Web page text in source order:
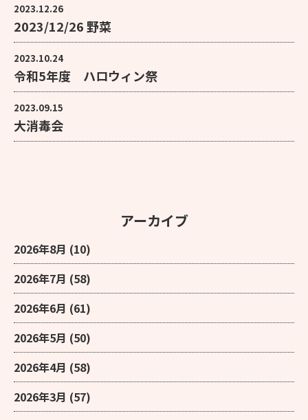
2023.12.26
2023/12/26 野菜
2023.10.24
令和5年度 ハロウィン祭
2023.09.15
大消毒会
アーカイブ
2026年8月 (10)
2026年7月 (58)
2026年6月 (61)
2026年5月 (50)
2026年4月 (58)
2026年3月 (57)